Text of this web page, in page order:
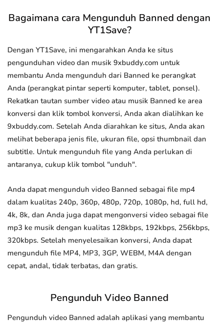
Bagaimana cara Mengunduh Banned dengan
YT1Save?
Dengan YT1Save, ini mengarahkan Anda ke situs
pengunduhan video dan musik 9xbuddy.com untuk
membantu Anda mengunduh dari Banned ke perangkat
Anda (perangkat pintar seperti komputer, tablet, ponsel).
Rekatkan tautan sumber video atau musik Banned ke area
konversi dan klik tombol konversi, Anda akan dialihkan ke
9xbuddy.com. Setelah Anda diarahkan ke situs, Anda akan
melihat beberapa jenis file, ukuran file, opsi thumbnail dan
subtitle. Untuk mengunduh file yang Anda perlukan di
antaranya, cukup klik tombol "unduh".
Anda dapat mengunduh video Banned sebagai file mp4
dalam kualitas 240p, 360p, 480p, 720p, 1080p, hd, full hd,
4k, 8k, dan Anda juga dapat mengonversi video sebagai file
mp3 ke musik dengan kualitas 128kbps, 192kbps, 256kbps,
320kbps. Setelah menyelesaikan konversi, Anda dapat
mengunduh file MP4, MP3, 3GP, WEBM, M4A dengan
cepat, andal, tidak terbatas, dan gratis.
Pengunduh Video Banned
Pengunduh video Banned adalah aplikasi yang membantu